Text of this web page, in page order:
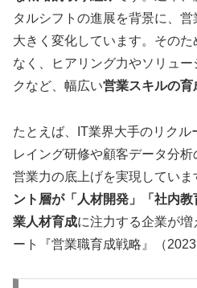
タルシフトの進展を背景に、
大きく変化しています。その
なく、ヒアリング力やソリュ
クなど、幅広い営業スキルの育
たとえば、IT業界大手のリク
レイング研修や顧客データ分
営業力の底上げを実現していま
ント層が「人材開発」「社内
業人材育成に注力する企業が
ート『営業職育成戦略』（2023